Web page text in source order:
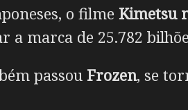
o filme Kimetsu
marca de 25.782
passou Frozen, se